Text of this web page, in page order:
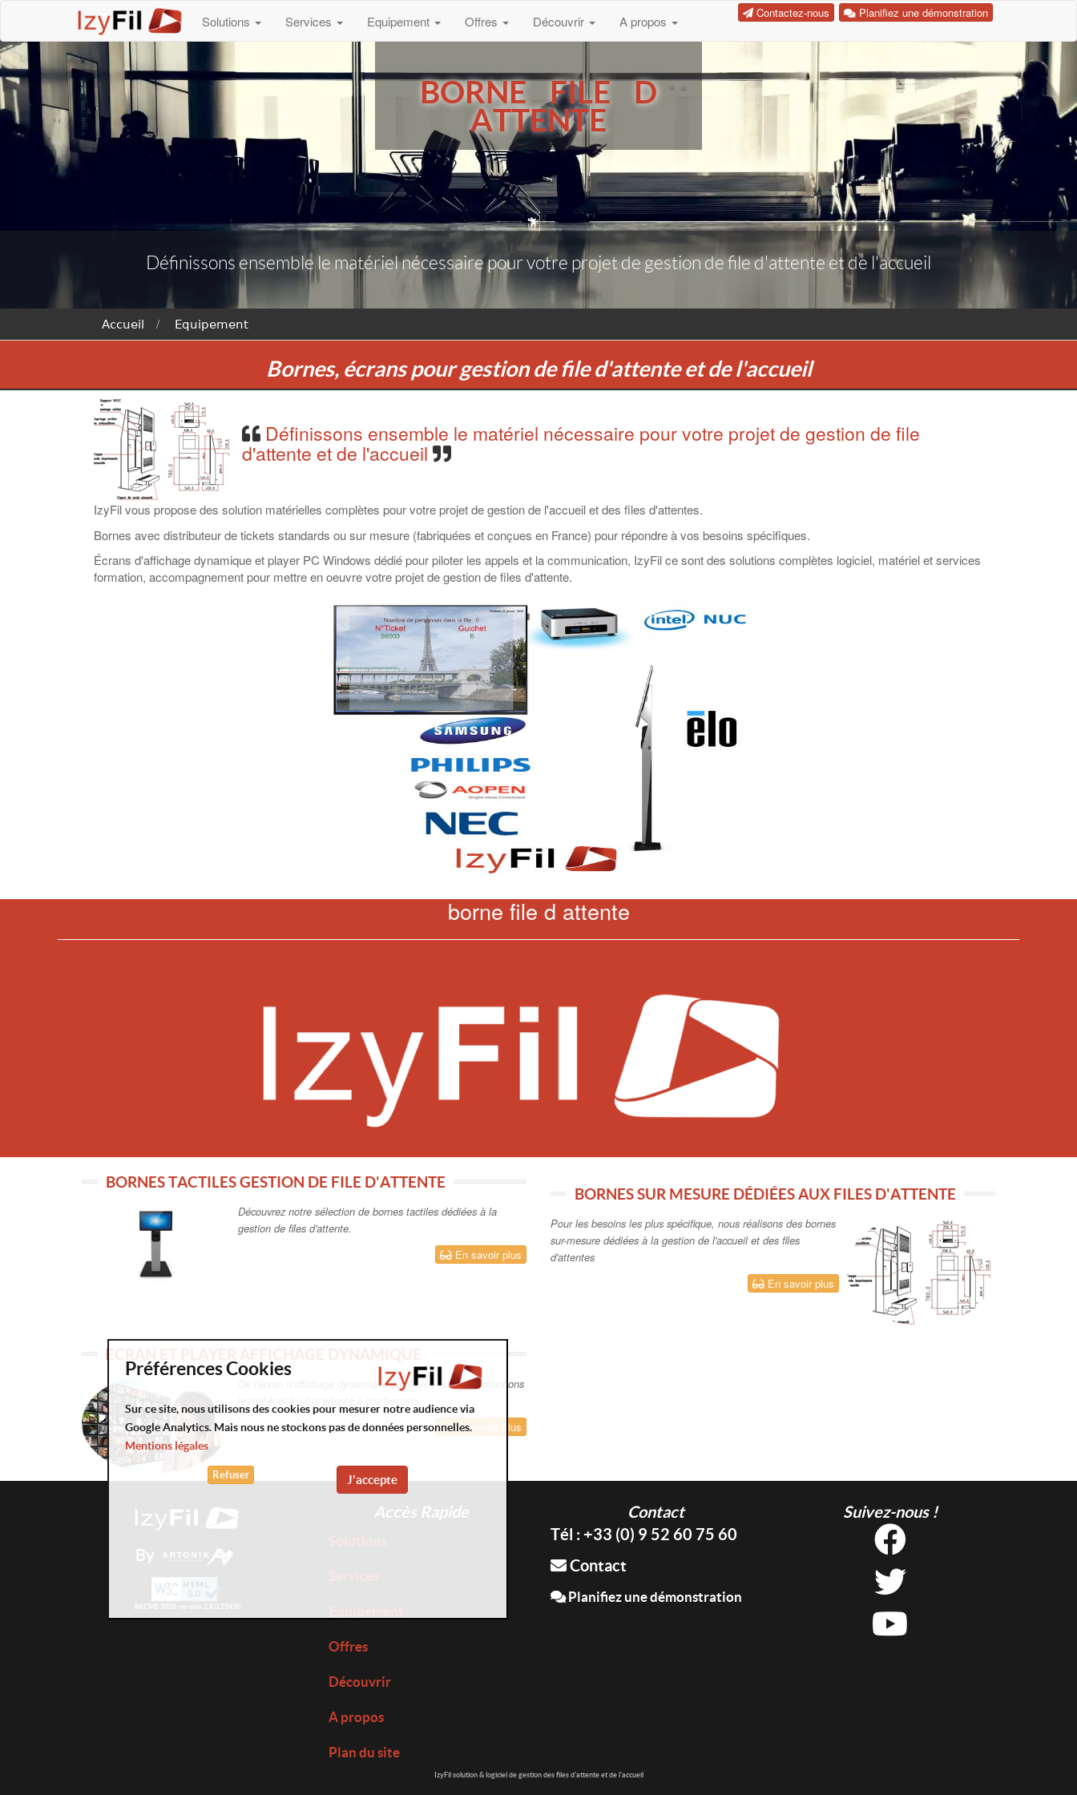
Planifiez une démonstration
Contactez-nous
Solutions Services Equipement Offres Découvrir A propos
BORNE FILE D
ATTENTE
Définissons ensemble le matériel nécessaire pour votre projet de gestion de file d'attente et de l'accueil
Accueil Equipement
Bornes, écrans pour gestion de file d'attente et de l'accueil
Définissons ensemble le matériel nécessaire pour votre projet de gestion de file
d'attente et de l'accueil
IzyFil vous propose des solution matérielles complètes pour votre projet de gestion de l'accueil et des files d'attentes.
Bornes avec distributeur de tickets standards ou sur mesure (fabriquées et conçues en France) pour répondre à vos besoins spécifiques.
Écrans d'affichage dynamique et player PC Windows dédié pour piloter les appels et la communication, IzyFil ce sont des solutions complètes logiciel, matériel et services
formation, accompagnement pour mettre en oeuvre votre projet de gestion de files d'attente.
borne file d attente
BORNES TACTILES GESTION DE FILE D'ATTENTE
Découvrez notre sélection de bornes tactiles dédiées à la
gestion de files d'attente.
En savoir plus
BORNES SUR MESURE DÉDIÉES AUX FILES D'ATTENTE
Pour les besoins les plus spécifique, nous réalisons des bornes
sur-mesure dédiées à la gestion de l'accueil et des files
d'attentes
En savoir plus
ECRAN ET PLAYER AFFICHAGE DYNAMIQUE
De l'écran d'affichage dynamique au player, nous sélectionnons
En savoir plus
By
AKCMS 2026 version 2.8.0.23450
Accès Rapide
Offres
Découvrir
A propos
Plan du site
Contact
Tél : +33 (0) 9 52 60 75 60
Contact
Planifiez une démonstration
Suivez-nous !
IzyFil solution & logiciel de gestion des files d'attente et de l'accueil
Préférences Cookies
Sur ce site, nous utilisons des cookies pour mesurer notre audience via
Google Analytics. Mais nous ne stockons pas de données personnelles.
Mentions légales
J'accepte
Refuser